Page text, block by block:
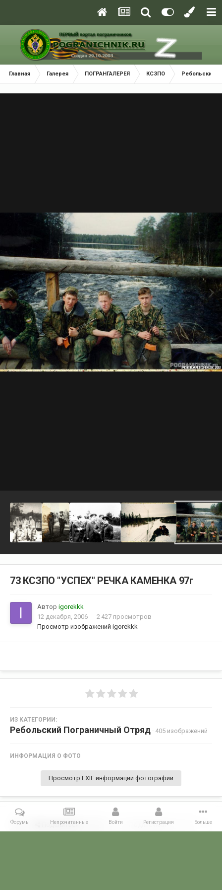
Главная Галерея ПОГРАНГАЛЕРЕЯ КСЗПО Ребольский
73 КСЗПО "УСПЕХ" РЕЧКА КАМЕНКА 97г
Автор igorekkk
12 декабря, 2006
2 427 просмотров
Просмотр изображений igorekkk
ИЗ КАТЕГОРИИ:
Ребольский Пограничный Отряд · 405 изображений
ИНФОРМАЦИЯ О ФОТО
Просмотр EXIF информации фотографии
Поделиться Подписчики 0
Форумы Непрочитанные Войти Регистрация Больше